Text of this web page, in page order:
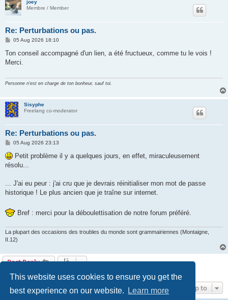
This website uses cookies to ensure you get the
best experience on our website.
Learn more
joey
Membre / Member
Re: Perturbations ou pas.
P
s
05 Aug 2026 18:10
Ton conseil accompagné d'un lien, a été fructueux, comme tu le vois !
Merci.
Personne n'est en charge de ton bonheur, sauf toi.
Sisyphe
Freelang co-moderator
Re: Perturbations ou pas.
P
s
t
05 Aug 2026 23:13
Petit problème il y a quelques jours, en effet, miraculeusement
résolu...
... J'ai eu peur : j'ai cru que je devrais réinitialiser mon mot de passe
historique ! Le plus ancien que je traîne sur internet.
Bref : merci pour la déboulettisation de notre forum préféré.
La plupart des occasions des troubles du monde sont grammairiennes (Montaigne,
II.12)
Post Reply
Jump to